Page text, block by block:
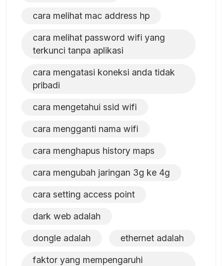
cara melihat mac address hp
cara melihat password wifi yang
terkunci tanpa aplikasi
cara mengatasi koneksi anda tidak
pribadi
cara mengetahui ssid wifi
cara mengganti nama wifi
cara menghapus history maps
cara mengubah jaringan 3g ke 4g
cara setting access point
dark web adalah
dongle adalah ethernet adalah
faktor yang mempengaruhi